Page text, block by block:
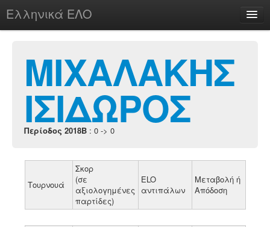
Ελληνικά ΕΛΟ
chesstu.be @ discord
Login
ΜΙΧΑΛΑΚΗΣ
ΙΣΙΔΩΡΟΣ
Περίοδος 2018B : 0 -> 0
Τουρνουά
Σκορ
(σε
αξιολογημένες
παρτίδες)
ELO
αντιπάλων
Μεταβολή ή
Απόδοση